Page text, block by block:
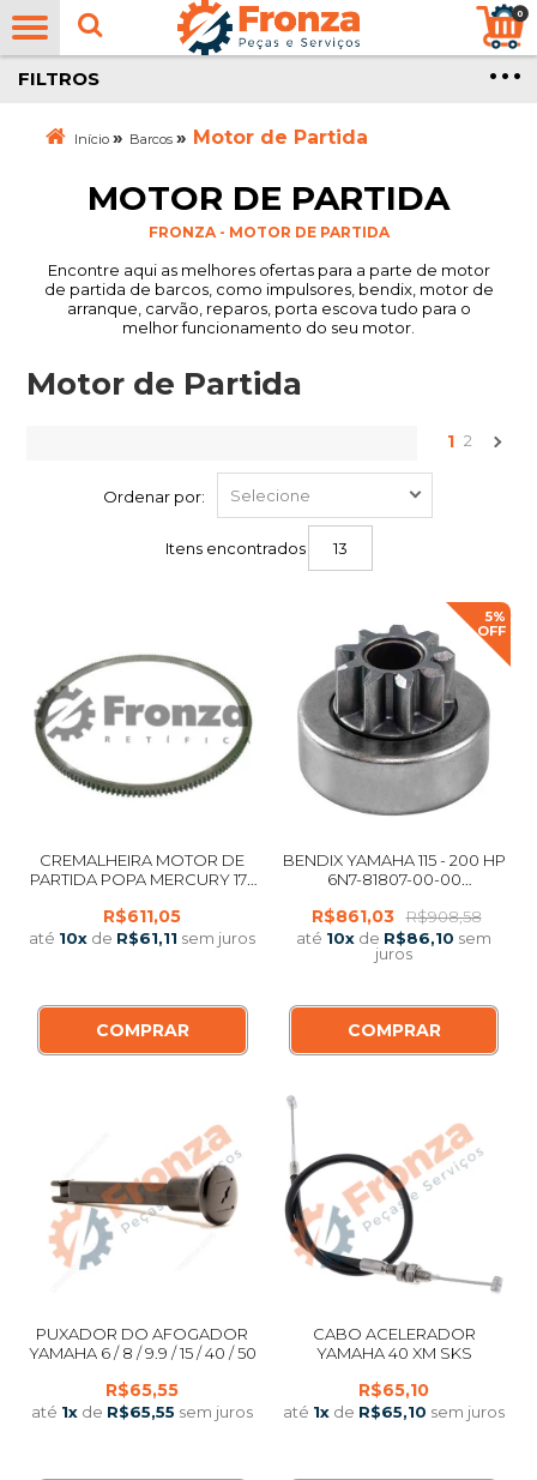
0
Início » Barcos » Motor de Partida
FILTROS
MOTOR DE PARTIDA
FRONZA - MOTOR DE PARTIDA
Encontre aqui as melhores ofertas para a parte de motor
de partida de barcos, como impulsores, bendix, motor de
arranque, carvão, reparos, porta escova tudo para o
melhor funcionamento do seu motor.
Motor de Partida
1 2
Ordenar por:
Itens encontrados 13
CREMALHEIRA MOTOR DE
PARTIDA POPA MERCURY 175
R$611,05
até 10x de R$61,11 sem juros
COMPRAR
5%
OFF
BENDIX YAMAHA 115 - 200 HP
6N7-81807-00-00
R$908,58
R$861,03
até 10x de R$86,10 sem
juros
COMPRAR
PUXADOR DO AFOGADOR
YAMAHA 6 / 8 / 9.9 / 15 / 40 / 50
R$65,55
até 1x de R$65,55 sem juros
CABO ACELERADOR
YAMAHA 40 XM SKS
R$65,10
até 1x de R$65,10 sem juros